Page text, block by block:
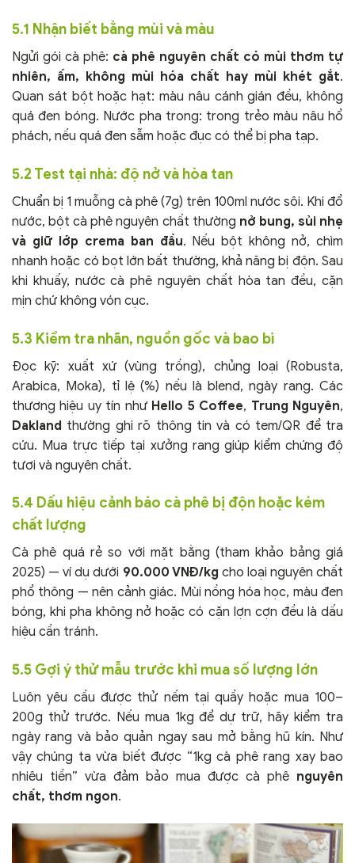
5.1 Nhận biết bằng mùi và màu
Ngửi gói cà phê: cà phê nguyên chất có mùi thơm tự
nhiên, ấm, không mùi hóa chất hay mùi khét gắt.
Quan sát bột hoặc hạt: màu nâu cánh gián đều, không
quá đen bóng. Nước pha trong: trong trẻo màu nâu hổ
phách, nếu quá đen sẫm hoặc đục có thể bị pha tạp.
5.2 Test tại nhà: độ nở và hòa tan
Chuẩn bị 1 muỗng cà phê (7g) trên 100ml nước sôi. Khi đổ
nước, bột cà phê nguyên chất thường nở bung, sủi nhẹ
và giữ lớp crema ban đầu. Nếu bột không nở, chìm
nhanh hoặc có bọt lớn bất thường, khả năng bị độn. Sau
khi khuấy, nước cà phê nguyên chất hòa tan đều, cặn
mịn chứ không vón cục.
5.3 Kiểm tra nhãn, nguồn gốc và bao bì
Đọc kỹ: xuất xứ (vùng trồng), chủng loại (Robusta,
Arabica, Moka), tỉ lệ (%) nếu là blend, ngày rang. Các
thương hiệu uy tín như Hello 5 Coffee, Trung Nguyên,
Dakland thường ghi rõ thông tin và có tem/QR để tra
cứu. Mua trực tiếp tại xưởng rang giúp kiểm chứng độ
tươi và nguyên chất.
5.4 Dấu hiệu cảnh báo cà phê bị độn hoặc kém
chất lượng
Cà phê quá rẻ so với mặt bằng (tham khảo bảng giá
2025) — ví dụ dưới 90.000 VNĐ/kg cho loại nguyên chất
phổ thông — nên cảnh giác. Mùi nồng hóa học, màu đen
bóng, khi pha không nở hoặc có cặn lợn cợn đều là dấu
hiệu cần tránh.
5.5 Gợi ý thử mẫu trước khi mua số lượng lớn
Luôn yêu cầu được thử nếm tại quầy hoặc mua 100–
200g thử trước. Nếu mua 1kg để dự trữ, hãy kiểm tra
ngày rang và bảo quản ngay sau mở bằng hũ kín. Như
vậy chúng ta vừa biết được “1kg cà phê rang xay bao
nhiêu tiền” vừa đảm bảo mua được cà phê nguyên
chất, thơm ngon.